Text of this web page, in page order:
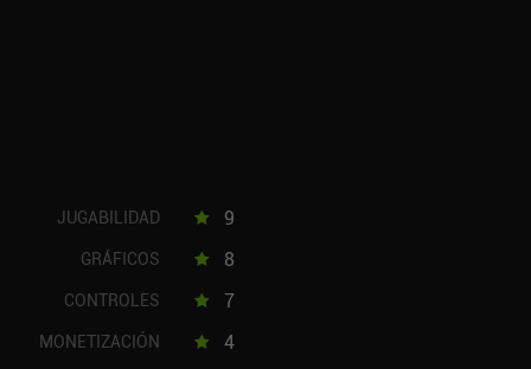
JUGABILIDAD 9
GRÁFICOS 8
CONTROLES 7
MONETIZACIÓN 4